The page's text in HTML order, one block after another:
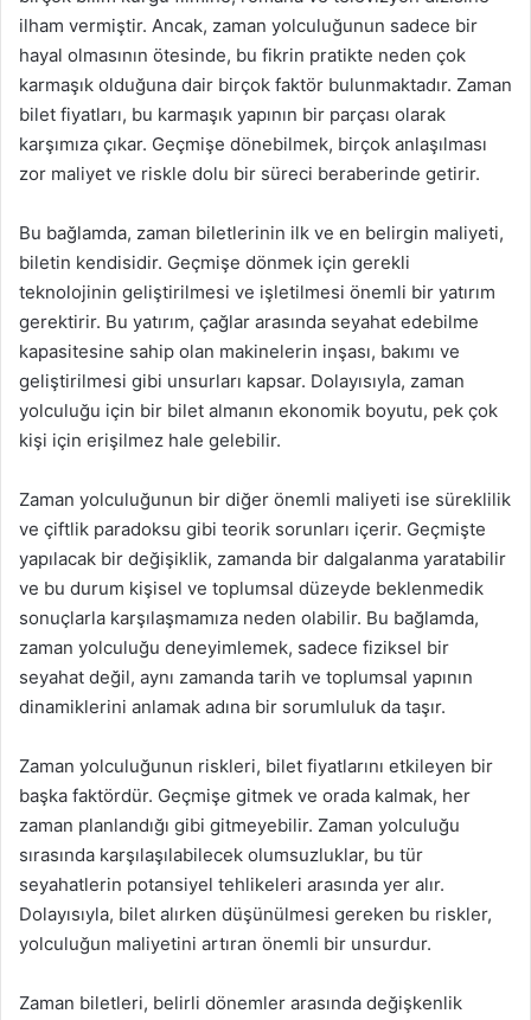
ilham vermiştir. Ancak, zaman yolculuğunun sadece bir
hayal olmasının ötesinde, bu fikrin pratikte neden çok
karmaşık olduğuna dair birçok faktör bulunmaktadır. Zaman
bilet fiyatları, bu karmaşık yapının bir parçası olarak
karşımıza çıkar. Geçmişe dönebilmek, birçok anlaşılması
zor maliyet ve riskle dolu bir süreci beraberinde getirir.
Bu bağlamda, zaman biletlerinin ilk ve en belirgin maliyeti,
biletin kendisidir. Geçmişe dönmek için gerekli
teknolojinin geliştirilmesi ve işletilmesi önemli bir yatırım
gerektirir. Bu yatırım, çağlar arasında seyahat edebilme
kapasitesine sahip olan makinelerin inşası, bakımı ve
geliştirilmesi gibi unsurları kapsar. Dolayısıyla, zaman
yolculuğu için bir bilet almanın ekonomik boyutu, pek çok
kişi için erişilmez hale gelebilir.
Zaman yolculuğunun bir diğer önemli maliyeti ise süreklilik
ve çiftlik paradoksu gibi teorik sorunları içerir. Geçmişte
yapılacak bir değişiklik, zamanda bir dalgalanma yaratabilir
ve bu durum kişisel ve toplumsal düzeyde beklenmedik
sonuçlarla karşılaşmamıza neden olabilir. Bu bağlamda,
zaman yolculuğu deneyimlemek, sadece fiziksel bir
seyahat değil, aynı zamanda tarih ve toplumsal yapının
dinamiklerini anlamak adına bir sorumluluk da taşır.
Zaman yolculuğunun riskleri, bilet fiyatlarını etkileyen bir
başka faktördür. Geçmişe gitmek ve orada kalmak, her
zaman planlandığı gibi gitmeyebilir. Zaman yolculuğu
sırasında karşılaşılabilecek olumsuzluklar, bu tür
seyahatlerin potansiyel tehlikeleri arasında yer alır.
Dolayısıyla, bilet alırken düşünülmesi gereken bu riskler,
yolculuğun maliyetini artıran önemli bir unsurdur.
Zaman biletleri, belirli dönemler arasında değişkenlik